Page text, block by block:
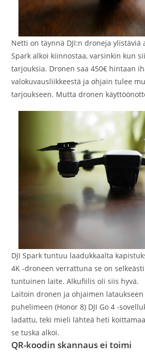
Netti on täynnä DJI:n droneja ylistäviä
Spark alkoi kiinnostaa, varsinkin kun
tarjouksia. Dronen saa 450€ hintaan
valokuvausliikkeestä ja ohjain tulee
tarjoukseen. Mutta dronen
DJI Spark tuntuu laadukkaalta
4K -droneen verrattuna se on
tuntuinen laite. Alkufiilis oli siis hyvä.
Laitoin dronen ja ohjaimen
puhelimeen (Honor 8) DJI Go 4 -
ladattu, teki mieli lähteä heti
se tuska alkoi.
QR-koodin skannaus ei toimi